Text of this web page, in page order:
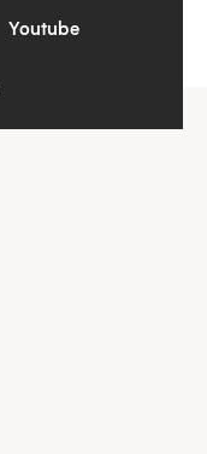
Youtube